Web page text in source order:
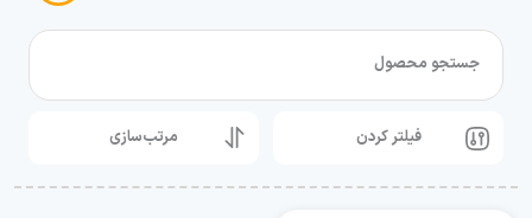
جستجو محصول
فیلتر کردن مرتب‌سازی